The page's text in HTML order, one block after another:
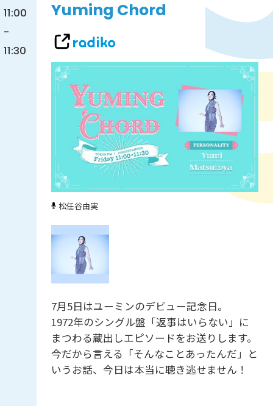
11:00
-
11:30
Yuming Chord
松任谷由実
7月5日はユーミンのデビュー記念日。
1972年のシングル盤「返事はいらない」に
まつわる蔵出しエピソードをお送りします。
今だから言える「そんなことあったんだ」と
いうお話、今日は本当に聴き逃せません！